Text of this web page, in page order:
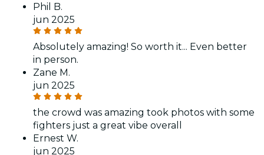
Phil B.
jun 2025
Absolutely amazing! So worth it... Even better
in person.
Zane M.
jun 2025
the crowd was amazing took photos with some
fighters just a great vibe overall
Ernest W.
jun 2025